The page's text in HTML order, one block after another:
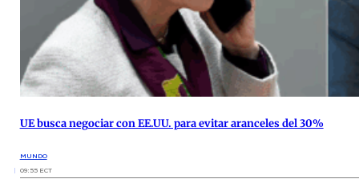
UE busca negociar con EE.UU. para evitar aranceles del 30%
MUNDO
09:55 ECT